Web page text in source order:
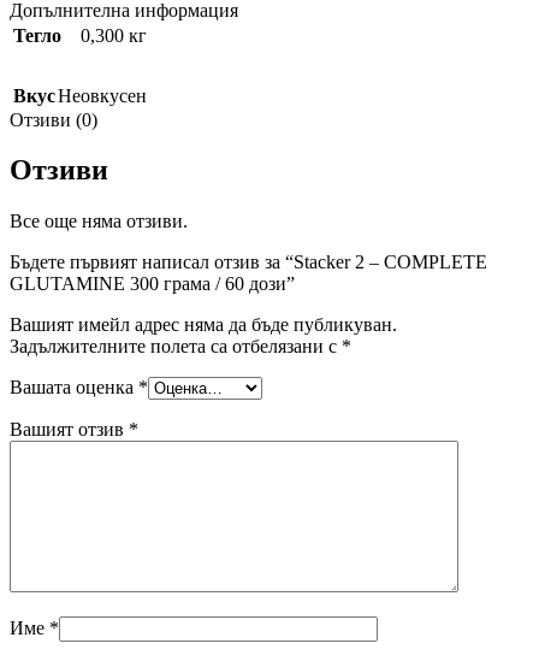
Допълнителна информация
Тегло
0,300 кг
ВкусНеовкусен
Отзиви (0)
Отзиви
Все още няма отзиви.
Бъдете първият написал отзив за “Stacker 2 – COMPLETE
GLUTAMINE 300 грама / 60 дози”
Вашият имейл адрес няма да бъде публикуван.
Задължителните полета са отбелязани с *
Вашата оценка *
Вашият отзив *
Име *